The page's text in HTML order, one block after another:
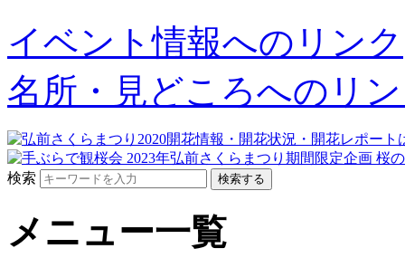
イベント情報へのリンク
名所・見どころへのリ
検索
メニュー一覧